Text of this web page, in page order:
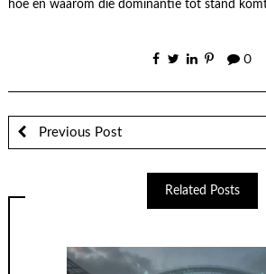
hoe en waarom die dominantie tot stand
0
Previous Post
Related Posts